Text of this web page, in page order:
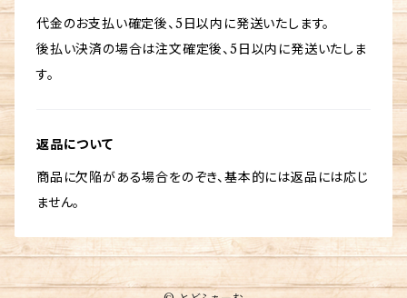
代金のお支払い確定後、5日以内に発送いたします。
後払い決済の場合は注文確定後、5日以内に発送いたしま
す。
返品について
商品に欠陥がある場合をのぞき、基本的には返品には応じ
ません。